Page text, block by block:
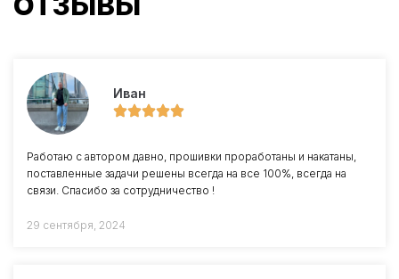
Иван
Работаю с автором давно, прошивки проработаны и накатаны,
поставленные задачи решены всегда на все 100%, всегда на
связи. Спасибо за сотрудничество !
29 сентября, 2024